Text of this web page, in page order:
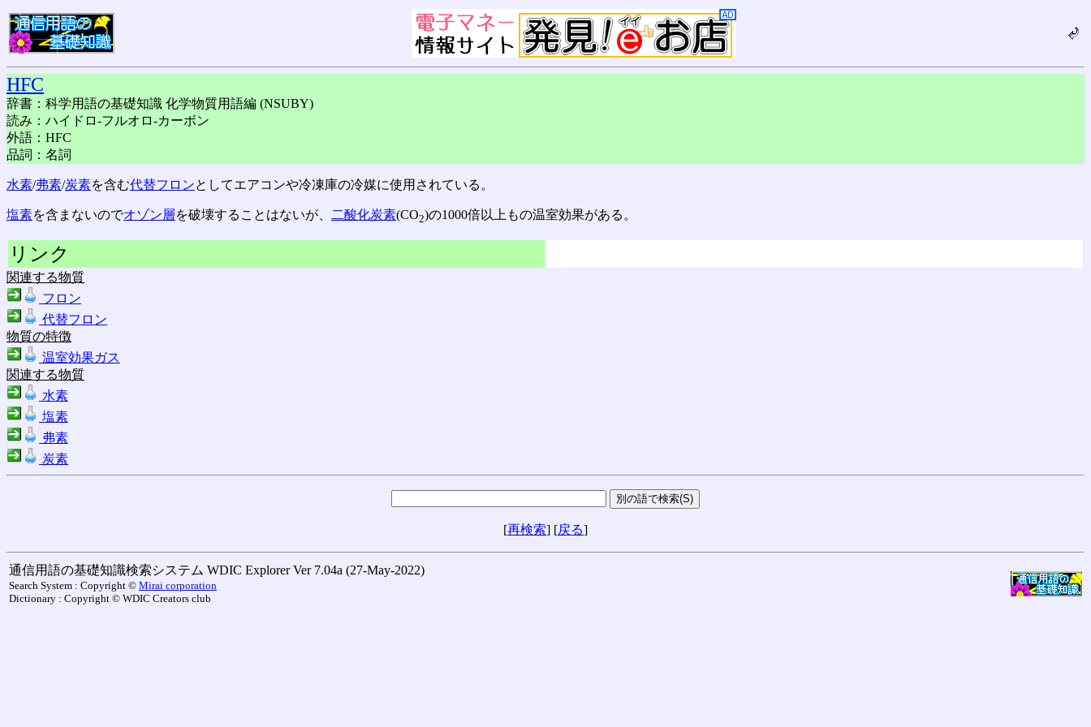
HFC
辞書：科学用語の基礎知識 化学物質用語編 (NSUBY)
読み：ハイドロ-フルオロ-カーボン
外語：HFC
品詞：名詞
水素/弗素/炭素を含む代替フロンとしてエアコンや冷凍庫の冷媒に使用されている。
塩素を含まないのでオゾン層を破壊することはないが、 二酸化炭素(CO2)の1000倍以上もの温室効果がある。
リンク
関連する物質
フロン
代替フロン
物質の特徴
温室効果ガス
関連する物質
水素
塩素
弗素
炭素
[再検索] [戻る]
通信用語の基礎知識検索システム WDIC Explorer Ver 7.04a (27-May-2022)
Search System : Copyright © Mirai corporation
Dictionary : Copyright © WDIC Creators club